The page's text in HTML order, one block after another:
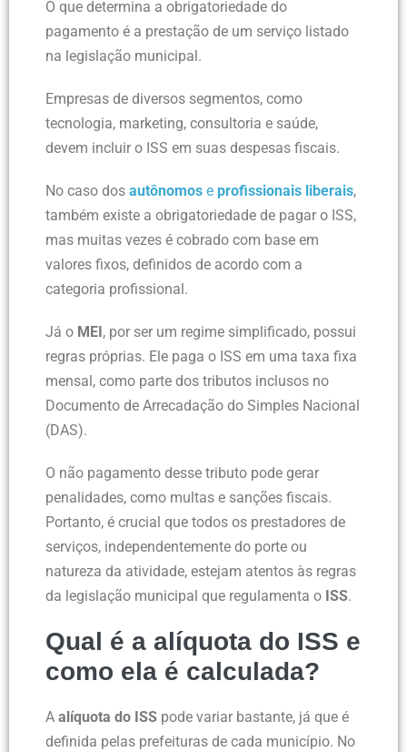
O que determina a obrigatoriedade do
pagamento é a prestação de um serviço listado
na legislação municipal.
Empresas de diversos segmentos, como
tecnologia, marketing, consultoria e saúde,
devem incluir o ISS em suas despesas fiscais.
No caso dos autônomos e profissionais liberais,
também existe a obrigatoriedade de pagar o ISS,
mas muitas vezes é cobrado com base em
valores fixos, definidos de acordo com a
categoria profissional.
Já o MEI , por ser um regime simplificado, possui
regras próprias. Ele paga o ISS em uma taxa fixa
mensal, como parte dos tributos inclusos no
Documento de Arrecadação do Simples Nacional
(DAS).
O não pagamento desse tributo pode gerar
penalidades, como multas e sanções fiscais.
Portanto, é crucial que todos os prestadores de
serviços, independentemente do porte ou
natureza da atividade, estejam atentos às regras
da legislação municipal que regulamenta o ISS.
Qual é a alíquota do ISS e
como ela é calculada?
A alíquota do ISS pode variar bastante, já que é
definida pelas prefeituras de cada município. No